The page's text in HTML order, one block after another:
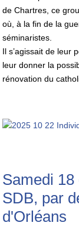
de Chartres, ce
où, à la fin de la
séminaristes.
Il s’agissait de leur
leur donner la
rénovation du
Samedi
SDB, par
d'Orléans